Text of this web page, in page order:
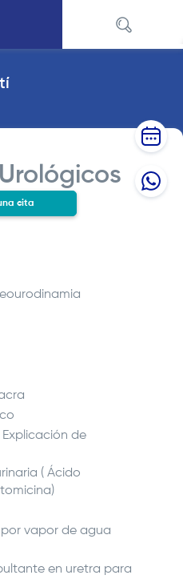
cita
de
( Ácido
vapor de agua
en uretra para